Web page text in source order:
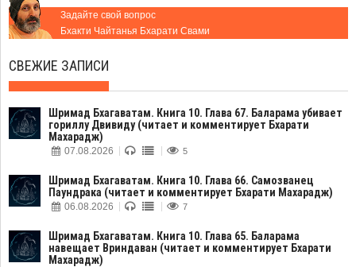
Задайте свой вопрос
Бхакти Чайтанья Бхарати Свами
СВЕЖИЕ ЗАПИСИ
Шримад Бхагаватам. Книга 10. Глава 67. Баларама убивает
гориллу Двивиду (читает и комментирует Бхарати
Махарадж)
07.08.2026 5
Шримад Бхагаватам. Книга 10. Глава 66. Самозванец
Паундрака (читает и комментирует Бхарати Махарадж)
06.08.2026 7
Шримад Бхагаватам. Книга 10. Глава 65. Баларама
навещает Вриндаван (читает и комментирует Бхарати
Махарадж)